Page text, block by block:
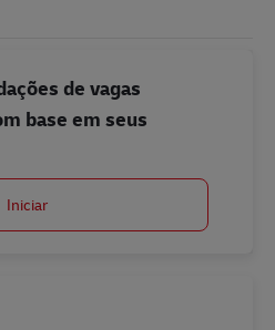
de vagas
base em seus
Iniciar